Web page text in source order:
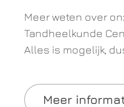
Meer weten over
Tandheelkunde
Alles is mogelijk,
Meer